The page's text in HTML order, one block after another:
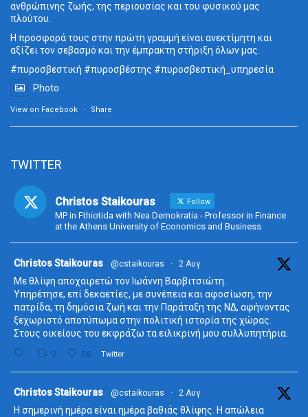
ανθρώπινης ζωής, της περιουσίας και του φυσικού μας
πλούτου.
Η προσφορά τους στην πρώτη γραμμή είναι ανεκτίμητη και
αξίζει τον σεβασμό και την έμπρακτη στήριξη όλων μας.
#πυροσβεστική #πυροσβέστης #πυροσβεστική_ υπηρεσία
Photo
View on Facebook · Share
TWITTER
Christos Staikouras Follow
MP in Fthiotida with Nea Demokratia - Professor in Finance
at the Athens University of Economics and Business
Christos Staikouras @cstaikouras · 2 Αυγ
Με θλίψη αποχαιρετώ τον Ιωάννη Βαρβιτσιώτη.
Υπηρέτησε, επί δεκαετίες, με συνέπεια και αφοσίωση, την
πατρίδα, τη δημόσια ζωή και την Παράταξη της ΝΔ, αφήνοντας
ξεχωριστό αποτύπωμα στην πολιτική ιστορία της χώρας.
Στους οικείους του εκφράζω τα ειλικρινή μου συλλυπητήρια.
2 26 Twitter
Christos Staikouras @cstaikouras · 2 Αυγ
Η σημερινή ημέρα είναι ημέρα βαθιάς θλίψης. Η απώλεια